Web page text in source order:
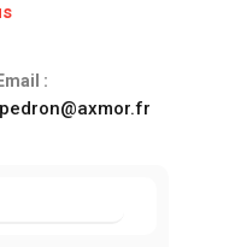
Email :